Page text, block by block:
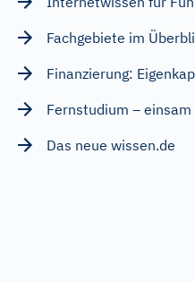
Fachgebiete im
Finanzierung:
Fernstudium –
Das neue wissen.de